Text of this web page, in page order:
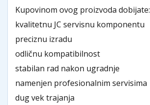
Kupovinom ovog proizvoda dobijate:
kvalitetnu JC servisnu komponentu
preciznu izradu
odličnu kompatibilnost
stabilan rad nakon ugradnje
namenjen profesionalnim servisima
dug vek trajanja